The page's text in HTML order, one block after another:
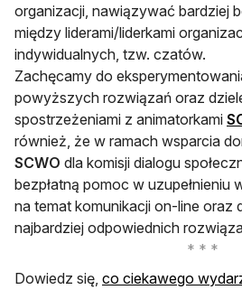
organizacji, nawiązywać bardziej
między liderami/liderkami
indywidualnych, tzw. czatów.
Zachęcamy do
powyższych rozwiązań oraz
spostrzeżeniami z animatorkami
również, że w ramach wsparcia
SCWO dla komisji dialogu
bezpłatną pomoc w uzupełnieniu
na temat komunikacji on-line oraz
najbardziej odpowiednich
Dowiedz się, co ciekawego